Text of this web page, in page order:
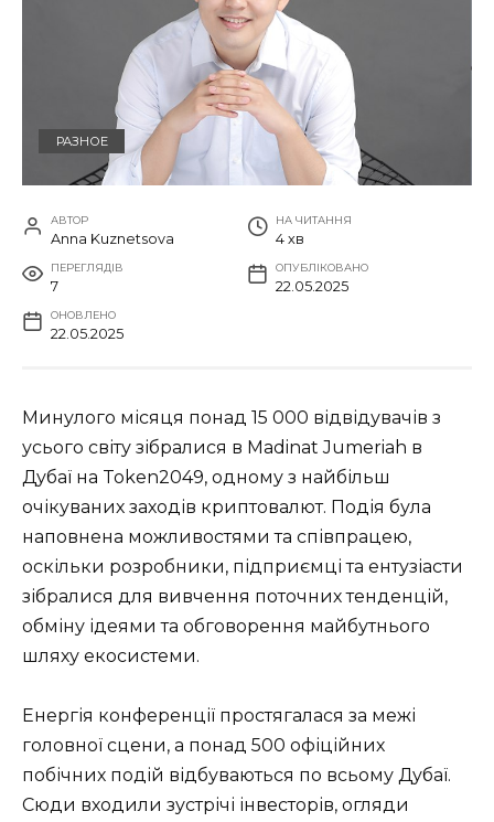
РАЗНОЕ
АВТОР
Anna Kuznetsova
НА ЧИТАННЯ
4 хв
ПЕРЕГЛЯДІВ
7
ОПУБЛІКОВАНО
22.05.2025
ОНОВЛЕНО
22.05.2025
Минулого місяця понад 15 000 відвідувачів з
усього світу зібралися в Madinat Jumeriah в
Дубаї на Token2049, одному з найбільш
очікуваних заходів криптовалют. Подія була
наповнена можливостями та співпрацею,
оскільки розробники, підприємці та ентузіасти
зібралися для вивчення поточних тенденцій,
обміну ідеями та обговорення майбутнього
шляху екосистеми.
Енергія конференції простягалася за межі
головної сцени, а понад 500 офіційних
побічних подій відбуваються по всьому Дубаї.
Сюди входили зустрічі інвесторів, огляди